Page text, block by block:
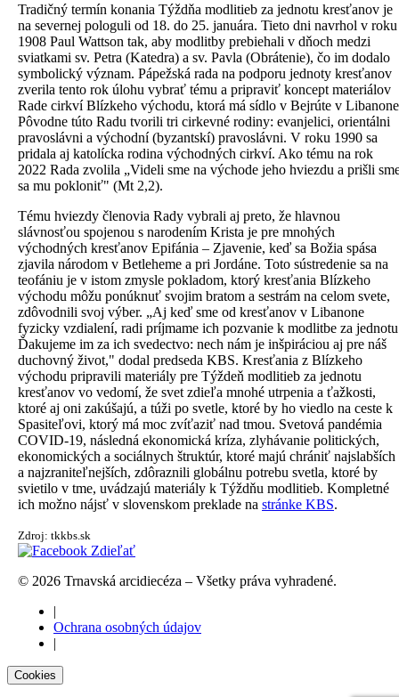
Tradičný termín konania Týždňa modlitieb za jednotu kresťanov je
na severnej pologuli od 18. do 25. januára. Tieto dni navrhol v roku
1908 Paul Wattson tak, aby modlitby prebiehali v dňoch medzi
sviatkami sv. Petra (Katedra) a sv. Pavla (Obrátenie), čo im dodalo
symbolický význam. Pápežská rada na podporu jednoty kresťanov
zverila tento rok úlohu vybrať tému a pripraviť koncept materiálov
Rade cirkví Blízkeho východu, ktorá má sídlo v Bejrúte v
Pôvodne túto Radu tvorili tri cirkevné rodiny: evanjelici, orientálni
pravoslávni a východní (byzantskí) pravoslávni. V roku 1990 sa
pridala aj katolícka rodina východných cirkví. Ako tému na rok
2022 Rada zvolila „Videli sme na východe jeho hviezdu a prišli
sa mu pokloniť" (Mt 2,2).
Tému hviezdy členovia Rady vybrali aj preto, že hlavnou
slávnosťou spojenou s narodením Krista je pre mnohých
východných kresťanov Epifánia – Zjavenie, keď sa Božia spása
zjavila národom v Betleheme a pri Jordáne. Toto sústredenie sa na
teofániu je v istom zmysle pokladom, ktorý kresťania Blízkeho
východu môžu ponúknuť svojim bratom a sestrám na celom svete,
zdôvodnili svoj výber. „Aj keď sme od kresťanov v Libanone
fyzicky vzdialení, radi príjmame ich pozvanie k modlitbe za
Ďakujeme im za ich svedectvo: nech nám je inšpiráciou aj pre náš
duchovný život," dodal predseda KBS. Kresťania z Blízkeho
východu pripravili materiály pre Týždeň modlitieb za jednotu
kresťanov vo vedomí, že svet zdieľa mnohé utrpenia a ťažkosti,
ktoré aj oni zakúšajú, a túži po svetle, ktoré by ho viedlo na ceste k
Spasiteľovi, ktorý má moc zvíťaziť nad tmou. Svetová pandémia
COVID-19, následná ekonomická kríza, zlyhávanie politických,
ekonomických a sociálnych štruktúr, ktoré majú chrániť najslabších
a najzraniteľnejších, zdôraznili globálnu potrebu svetla, ktoré by
svietilo v tme, uvádzajú materiály k Týždňu modlitieb. Kompletné
ich možno nájsť v slovenskom preklade na stránke KBS.
Zdroj: tkkbs.sk
Zdieľať
© 2026 Trnavská arcidiecéza – Všetky práva vyhradené.
|
Ochrana osobných údajov
|
Cookies